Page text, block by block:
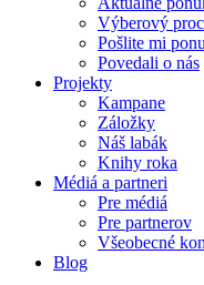
Výberový
Pošlite mi
Povedali o nás
Projekty
Kampane
Záložky
Náš labák
Knihy roka
Médiá a partneri
Pre médiá
Pre partnerov
Všeobecné
Blog